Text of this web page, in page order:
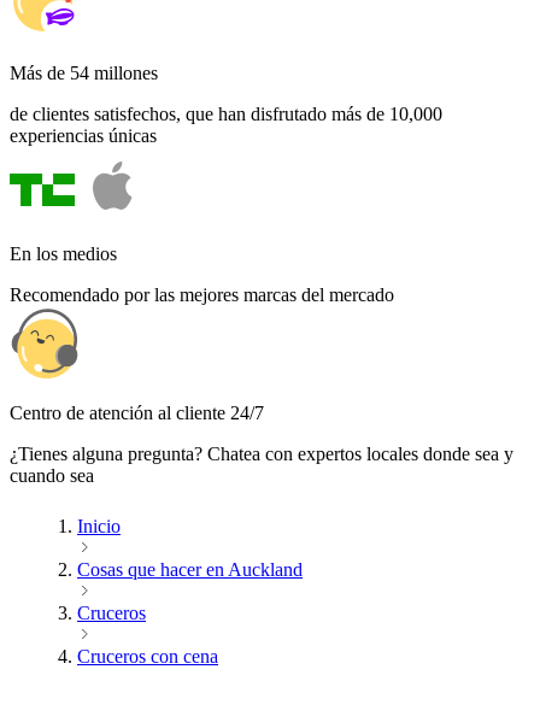
Más de 54 millones
de clientes satisfechos, que han disfrutado más de 10,000
experiencias únicas
En los medios
Recomendado por las mejores marcas del mercado
Centro de atención al cliente 24/7
¿Tienes alguna pregunta? Chatea con expertos locales donde sea y
cuando sea
Inicio
Cosas que hacer en Auckland
Cruceros
Cruceros con cena